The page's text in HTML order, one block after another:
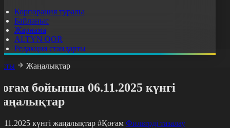
Корпорация туралы
Байланыс
Жарнама
ALTYN QOR
Редакция стандарты
Жаңалықтар
бойынша 06.11.2025 күнгі
күнгі жаңалықтар #Қоғам Фильтрді тазалау